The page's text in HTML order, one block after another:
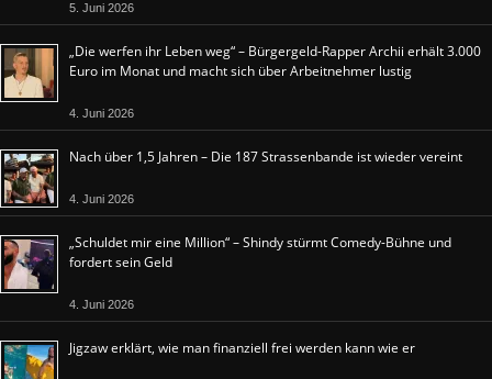
5. Juni 2026
„Die werfen ihr Leben weg“ – Bürgergeld-Rapper Archii erhält 3.000
Euro im Monat und macht sich über Arbeitnehmer lustig
4. Juni 2026
Nach über 1,5 Jahren – Die 187 Strassenbande ist wieder vereint
4. Juni 2026
„Schuldet mir eine Million“ – Shindy stürmt Comedy-Bühne und
fordert sein Geld
4. Juni 2026
Jigzaw erklärt, wie man finanziell frei werden kann wie er